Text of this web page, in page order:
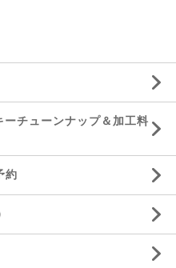
チューンナップ＆加工料
約